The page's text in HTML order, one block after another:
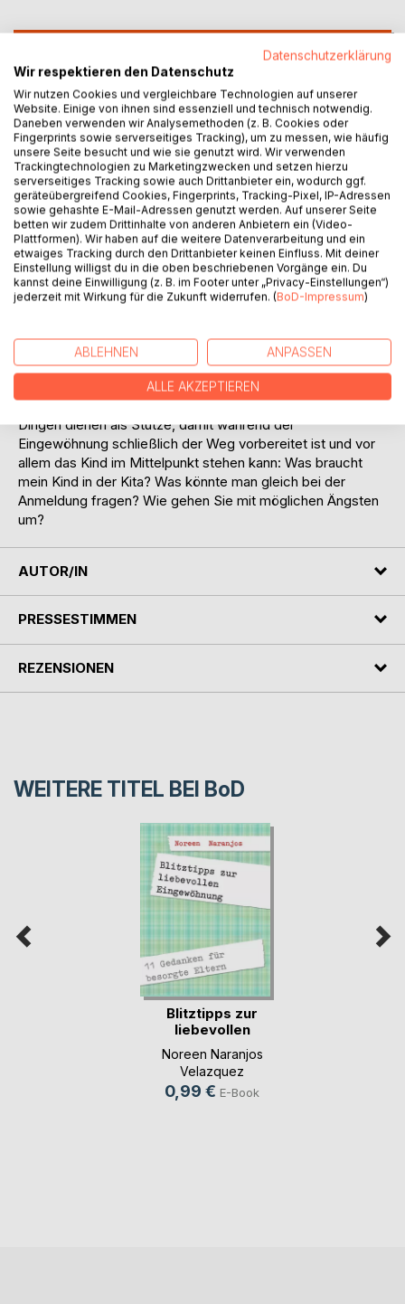
Auf die Merkliste
Titel bewerten
BESCHREIBUNG
Eingewöhnung Ihres Sonnenscheins vorbereiten können.
Oder befinden Sie sich bereits mittendrin und brauchen ein
wenig Orientierung? Dann haben Sie gerade die richtige
Wahl getroffen: Kurze Checklisten zu organisatorischen
Dingen dienen als Stütze, damit während der
Eingewöhnung schließlich der Weg vorbereitet ist und vor
allem das Kind im Mittelpunkt stehen kann: Was braucht
mein Kind in der Kita? Was könnte man gleich bei der
Anmeldung fragen? Wie gehen Sie mit möglichen Ängsten
um?
AUTOR/IN
PRESSESTIMMEN
REZENSIONEN
WEITERE TITEL BEI BoD
Blitztipps zur
liebevollen
Eingewö(...)
Noreen Naranjos
Velazquez
0,99 € E-Book
Datenschutzerklärung
Wir respektieren den Datenschutz
Wir nutzen Cookies und vergleichbare Technologien auf unserer
Website. Einige von ihnen sind essenziell und technisch notwendig.
Daneben verwenden wir Analysemethoden (z. B. Cookies oder
Fingerprints sowie serverseitiges Tracking), um zu messen, wie häufig
unsere Seite besucht und wie sie genutzt wird. Wir verwenden
Trackingtechnologien zu Marketingzwecken und setzen hierzu
serverseitiges Tracking sowie auch Drittanbieter ein, wodurch ggf.
geräteübergreifend Cookies, Fingerprints, Tracking-Pixel, IP-Adressen
sowie gehashte E-Mail-Adressen genutzt werden. Auf unserer Seite
betten wir zudem Drittinhalte von anderen Anbietern ein (Video-
Plattformen). Wir haben auf die weitere Datenverarbeitung und ein
etwaiges Tracking durch den Drittanbieter keinen Einfluss. Mit deiner
Einstellung willigst du in die oben beschriebenen Vorgänge ein. Du
kannst deine Einwilligung (z. B. im Footer unter „Privacy-Einstellungen“)
jederzeit mit Wirkung für die Zukunft widerrufen. (BoD-Impressum)
ABLEHNEN ANPASSEN
ALLE AKZEPTIEREN